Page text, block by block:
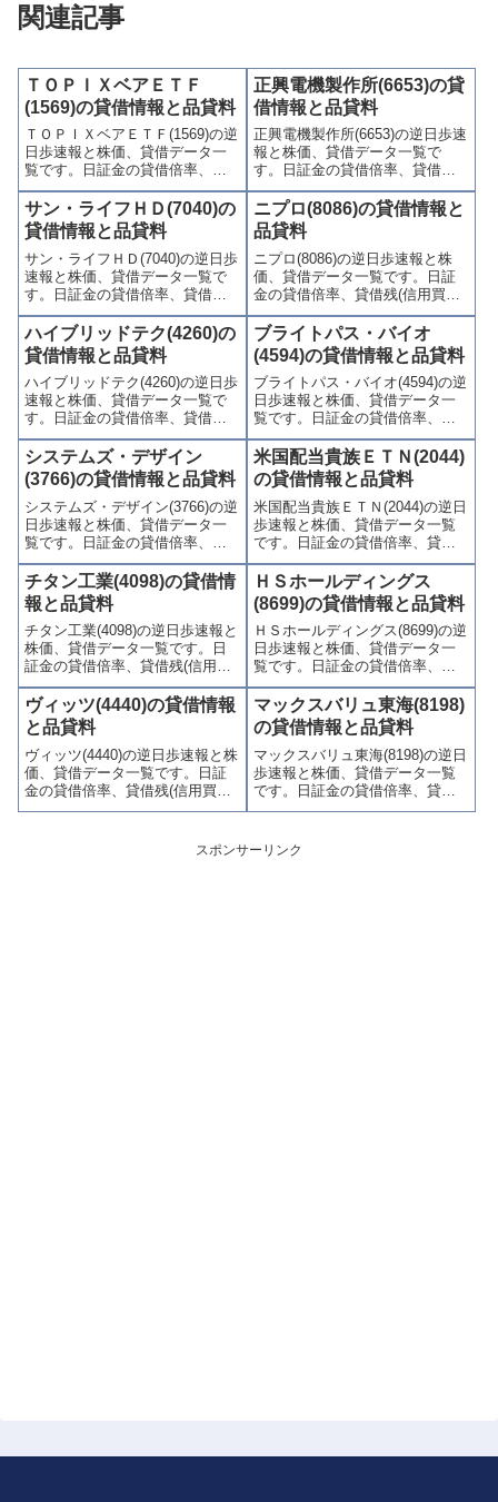
関連記事
ＴＯＰＩＸベアＥＴＦ
(1569)の貸借情報と品貸料
ＴＯＰＩＸベアＥＴＦ(1569)の逆
日歩速報と株価、貸借データ一
覧です。日証金の貸借倍率、貸
借残(信用買残、信用売残)、品貸
料(逆日歩)、東証の週末残高、規
制(注意喚起・申込停止)など、空
売り関連情報を集計し、図解で
わかりやすくまとめて掲載して
います。
正興電機製作所(6653)の貸
借情報と品貸料
正興電機製作所(6653)の逆日歩速
報と株価、貸借データ一覧で
す。日証金の貸借倍率、貸借残
(信用買残、信用売残)、品貸料
(逆日歩)、東証の週末残高、規制
(注意喚起・申込停止)など、空売
り関連情報を集計し、図解でわ
かりやすくまとめて掲載してい
ます。
サン・ライフＨＤ(7040)の
貸借情報と品貸料
サン・ライフＨＤ(7040)の逆日歩
速報と株価、貸借データ一覧で
す。日証金の貸借倍率、貸借残
(信用買残、信用売残)、品貸料
(逆日歩)、東証の週末残高、規制
(注意喚起・申込停止)など、空売
り関連情報を集計し、図解でわ
かりやすくまとめて掲載してい
ます。
ニプロ(8086)の貸借情報と
品貸料
ニプロ(8086)の逆日歩速報と株
価、貸借データ一覧です。日証
金の貸借倍率、貸借残(信用買
残、信用売残)、品貸料(逆日
歩)、東証の週末残高、規制(注意
喚起・申込停止)など、空売り関
連情報を集計し、図解でわかり
やすくまとめて掲載していま
す。
ハイブリッドテク(4260)の
貸借情報と品貸料
ハイブリッドテク(4260)の逆日歩
速報と株価、貸借データ一覧で
す。日証金の貸借倍率、貸借残
(信用買残、信用売残)、品貸料
(逆日歩)、東証の週末残高、規制
(注意喚起・申込停止)など、空売
り関連情報を集計し、図解でわ
かりやすくまとめて掲載してい
ます。
ブライトパス・バイオ
(4594)の貸借情報と品貸料
ブライトパス・バイオ(4594)の逆
日歩速報と株価、貸借データ一
覧です。日証金の貸借倍率、貸
借残(信用買残、信用売残)、品貸
料(逆日歩)、東証の週末残高、規
制(注意喚起・申込停止)など、空
売り関連情報を集計し、図解で
わかりやすくまとめて掲載して
います。
システムズ・デザイン
(3766)の貸借情報と品貸料
システムズ・デザイン(3766)の逆
日歩速報と株価、貸借データ一
覧です。日証金の貸借倍率、貸
借残(信用買残、信用売残)、品貸
料(逆日歩)、東証の週末残高、規
制(注意喚起・申込停止)など、空
売り関連情報を集計し、図解で
わかりやすくまとめて掲載して
います。
米国配当貴族ＥＴＮ(2044)
の貸借情報と品貸料
米国配当貴族ＥＴＮ(2044)の逆日
歩速報と株価、貸借データ一覧
です。日証金の貸借倍率、貸借
残(信用買残、信用売残)、品貸料
(逆日歩)、東証の週末残高、規制
(注意喚起・申込停止)など、空売
り関連情報を集計し、図解でわ
かりやすくまとめて掲載してい
ます。
チタン工業(4098)の貸借情
報と品貸料
チタン工業(4098)の逆日歩速報と
株価、貸借データ一覧です。日
証金の貸借倍率、貸借残(信用買
残、信用売残)、品貸料(逆日
歩)、東証の週末残高、規制(注意
喚起・申込停止)など、空売り関
連情報を集計し、図解でわかり
やすくまとめて掲載していま
す。
ＨＳホールディングス
(8699)の貸借情報と品貸料
ＨＳホールディングス(8699)の逆
日歩速報と株価、貸借データ一
覧です。日証金の貸借倍率、貸
借残(信用買残、信用売残)、品貸
料(逆日歩)、東証の週末残高、規
制(注意喚起・申込停止)など、空
売り関連情報を集計し、図解で
わかりやすくまとめて掲載して
います。
ヴィッツ(4440)の貸借情報
と品貸料
ヴィッツ(4440)の逆日歩速報と株
価、貸借データ一覧です。日証
金の貸借倍率、貸借残(信用買
残、信用売残)、品貸料(逆日
喚起・申込停止)など、空売り関
連情報を集計し、図解でわかり
マックスバリュ東海(8198)
の貸借情報と品貸料
マックスバリュ東海(8198)の逆日
歩速報と株価、貸借データ一覧
です。日証金の貸借倍率、貸借
残(信用買残、信用売残)、品貸料
(注意喚起・申込停止)など、空売
り関連情報を集計し、図解でわ
スポンサーリンク